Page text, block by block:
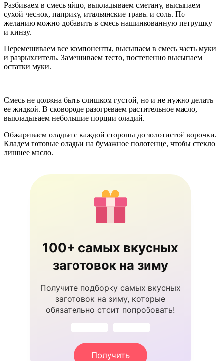
Разбиваем в смесь яйцо, выкладываем сметану, высыпаем
сухой чеснок, паприку, итальянские травы и соль. По
желанию можно добавить в смесь нашинкованную петрушку
и кинзу.
Перемешиваем все компоненты, высыпаем в смесь часть муки
и разрыхлитель. Замешиваем тесто, постепенно высыпаем
остатки муки.
Смесь не должна быть слишком густой, но и не нужно делать
ее жидкой. В сковороде разогреваем растительное масло,
выкладываем небольшие порции оладий.
Обжариваем оладьи с каждой стороны до золотистой корочки.
Кладем готовые оладьи на бумажное полотенце, чтобы стекло
лишнее масло.
100+ самых вкусных
заготовок на зиму
Получите подборку самых вкусных
заготовок на зиму, которые
обязательно стоит попробовать!
Получить